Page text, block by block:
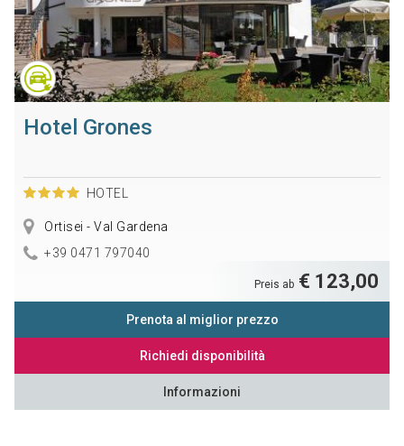
Hotel Grones
HOTEL
Ortisei - Val Gardena
+39 0471 797040
Preis ab € 123,00
Prenota al miglior prezzo
Richiedi disponibilità
Informazioni